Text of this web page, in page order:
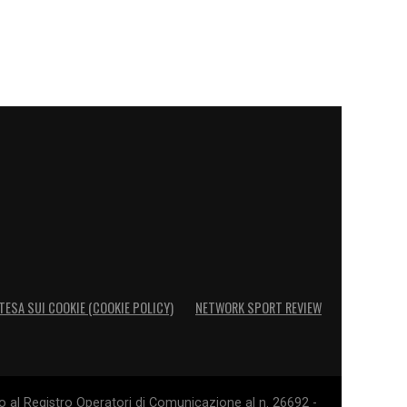
SUI COOKIE (COOKIE POLICY) NETWORK SPORT REVIEW
Registro Operatori di Comunicazione al n. 26692 -